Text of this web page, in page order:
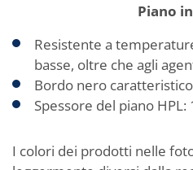
Piano
Resistente a
basse, oltre che agli
Bordo nero
Spessore del piano HPL:
I colori dei prodotti nelle